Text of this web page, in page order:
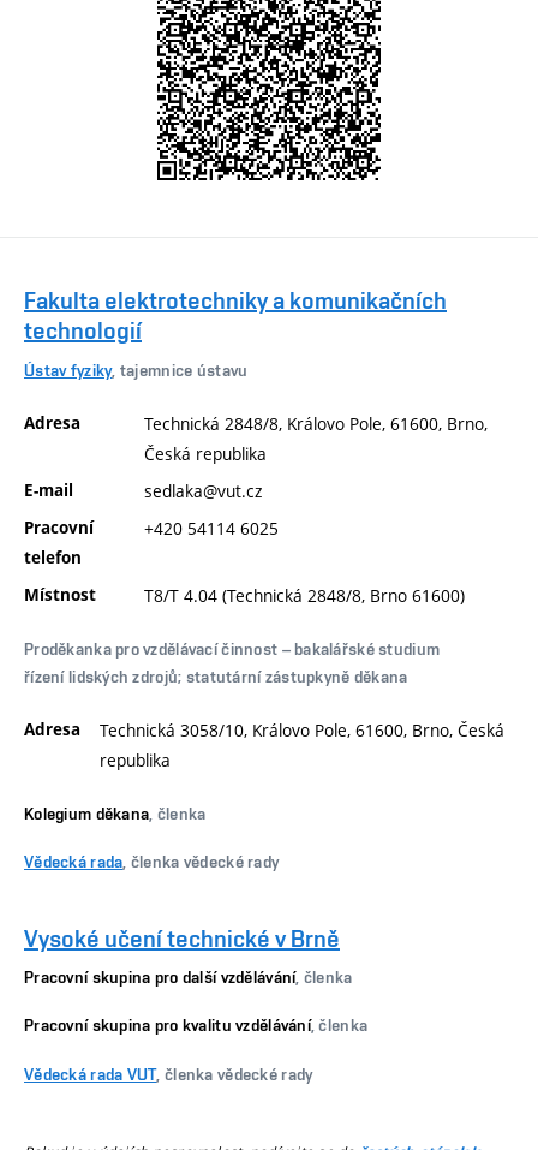
Fakulta elektrotechniky a komunikačních
technologií
Ústav fyziky, tajemnice ústavu
Adresa
Technická 2848/8, Královo Pole, 61600, Brno,
Česká republika
E-mail sedlaka@vut.cz
Pracovní
telefon
+420 54114 6025
Místnost T8/T 4.04 (Technická 2848/8, Brno 61600)
Proděkanka pro vzdělávací činnost – bakalářské studium
řízení lidských zdrojů; statutární zástupkyně děkana
Adresa
Technická 3058/10, Královo Pole, 61600, Brno, Česká
republika
Kolegium děkana , členka
Vědecká rada , členka vědecké rady
Vysoké učení technické v Brně
Pracovní skupina pro další vzdělávání, členka
Pracovní skupina pro kvalitu vzdělávání, členka
Vědecká rada VUT, členka vědecké rady